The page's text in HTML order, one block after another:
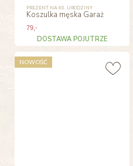
PREZENT NA 60. URODZINY
Koszulka męska Garaż
79,-
DOSTAWA POJUTRZE
NOWOŚĆ